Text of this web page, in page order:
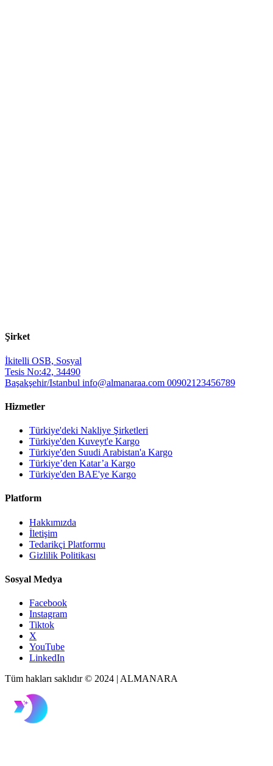
Şirket
İkitelli OSB, Sosyal
Tesis No:42, 34490
Başakşehir/Istanbul info@almanaraa.com 00902123456789
Hizmetler
Türkiye'deki Nakliye Şirketleri
Türkiye'den Kuveyt'e Kargo
Türkiye'den Suudi Arabistan'a Kargo
Türkiye’den Katar’a Kargo
Türkiye'den BAE'ye Kargo
Platform
Hakkımızda
İletişim
Tedarikçi Platformu
Gizlilik Politikası
Sosyal Medya
Facebook
Instagram
Tiktok
X
YouTube
LinkedIn
Tüm hakları saklıdır © 2024 | ALMANARA